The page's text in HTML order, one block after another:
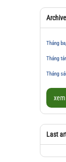
Archive
Tháng
Tháng
Tháng
Last